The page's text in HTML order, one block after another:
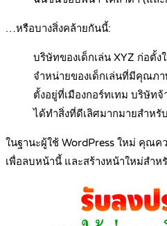
…หรือบางสิ่งคล้ายกันนี้:
บริษัทของเด็กเล่น XYZ ก่อตั้
จำหน่ายของเด็กเล่นที่มีคุณภ
ตั้งอยู่ที่เมืองกอร์ทเทม บริษัท
ได้ทำสิ่งที่ดีเลิศมากมายสำหรั
ในฐานะผู้ใช้ WordPress ใหม่ คุณค
เพื่อลบหน้านี้ และสร้างหน้าใหม่สำ